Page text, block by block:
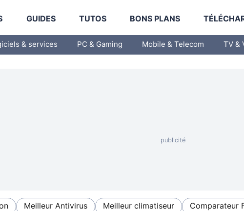
GUIDES TUTOS BONS PLANS
& services PC & Gaming Mobile & Telecom TV &
Meilleur Antivirus Meilleur climatiseur Comparateur